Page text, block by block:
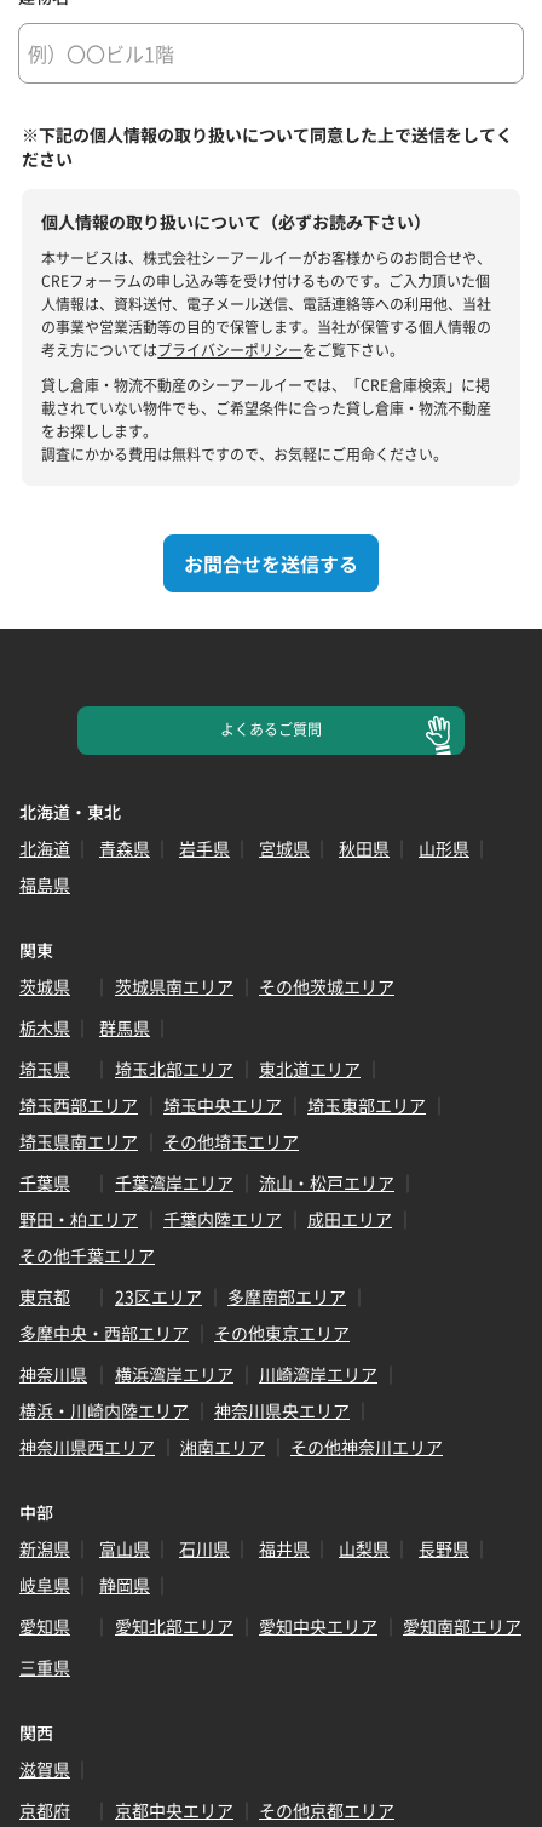
※下記の個人情報の取り扱いについて同意した上で送信をしてく
ださい
個人情報の取り扱いについて（必ずお読み下さい）
本サービスは、株式会社シーアールイーがお客様からのお問合せや、
CREフォーラムの申し込み等を受け付けるものです。ご入力頂いた個
人情報は、資料送付、電子メール送信、電話連絡等への利用他、当社
の事業や営業活動等の目的で保管します。当社が保管する個人情報の
考え方についてはプライバシーポリシーをご覧下さい。
貸し倉庫・物流不動産のシーアールイーでは、「CRE倉庫検索」に掲
載されていない物件でも、ご希望条件に合った貸し倉庫・物流不動産
をお探しします。
調査にかかる費用は無料ですので、お気軽にご用命ください。
お問合せを送信する
よくあるご質問
北海道・東北
北海道
青森県 岩手県 宮城県 秋田県
山形県
福島県
関東
茨城県
茨城県南エリア
その他茨城エリア
栃木県
群馬県
埼玉県
埼玉北部エリア
東北道エリア
埼玉西部エリア
埼玉中央エリア
埼玉東部エリア
埼玉県南エリア
その他埼玉エリア
千葉県
千葉湾岸エリア
流山・松戸エリア
野田・柏エリア
千葉内陸エリア
成田エリア
その他千葉エリア
東京都
23区エリア
多摩南部エリア
多摩中央・西部エリア
その他東京エリア
神奈川県
横浜湾岸エリア
川崎湾岸エリア
横浜・川崎内陸エリア
神奈川県央エリア
神奈川県西エリア
湘南エリア その他神奈川エリア
中部
新潟県
富山県 石川県 福井県 山梨県
長野県
岐阜県
静岡県
愛知県
愛知北部エリア 愛知中央エリア
愛知南部エリア
三重県
関西
滋賀県
京都府
京都中央エリア
その他京都エリア